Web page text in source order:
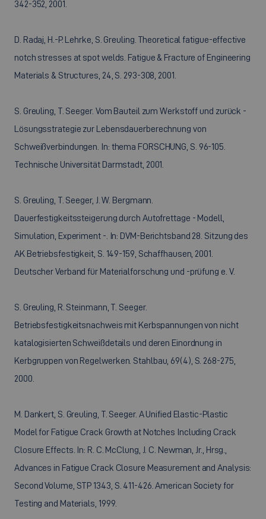
342-352, 2001.
D. Radaj, H.-P. Lehrke, S. Greuling. Theoretical fatigue-effective
notch stresses at spot welds. Fatigue & Fracture of Engineering
Materials & Structures, 24, S. 293-308, 2001.
S. Greuling, T. Seeger. Vom Bauteil zum Werkstoff und zurück -
Lösungsstrategie zur Lebensdauerberechnung von
Schweißverbindungen. In: thema FORSCHUNG, S. 96-105.
Technische Universität Darmstadt, 2001.
S. Greuling, T. Seeger, J. W. Bergmann.
Dauerfestigkeitssteigerung durch Autofrettage - Modell,
Simulation, Experiment -. In: DVM-Berichtsband 28. Sitzung des
AK Betriebsfestigkeit, S. 149-159, Schaffhausen, 2001.
Deutscher Verband für Materialforschung und -prüfung e. V.
S. Greuling, R. Steinmann, T. Seeger.
Betriebsfestigkeitsnachweis mit Kerbspannungen von nicht
katalogisierten Schweißdetails und deren Einordnung in
Kerbgruppen von Regelwerken. Stahlbau, 69(4), S. 268-275,
2000.
M. Dankert, S. Greuling, T. Seeger. A Unified Elastic-Plastic
Model for Fatigue Crack Growth at Notches Including Crack
Closure Effects. In: R. C. McClung, J. C. Newman, Jr., Hrsg.,
Advances in Fatigue Crack Closure Measurement and Analysis:
Second Volume, STP 1343, S. 411-426. American Society for
Testing and Materials, 1999.